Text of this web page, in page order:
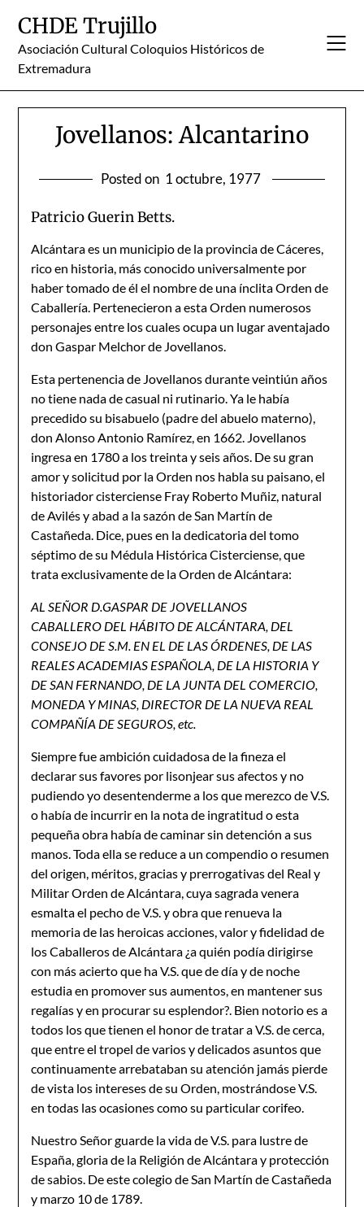
content
CHDE Trujillo
Asociación Cultural Coloquios Históricos de
Extremadura
Jovellanos: Alcantarino
Posted on 1 octubre, 1977
Patricio Guerin Betts.
Alcántara es un municipio de la provincia de Cáceres,
rico en historia, más conocido universalmente por
haber tomado de él el nombre de una ínclita Orden de
Caballería. Pertenecieron a esta Orden numerosos
personajes entre los cuales ocupa un lugar aventajado
don Gaspar Melchor de Jovellanos.
Esta pertenencia de Jovellanos durante veintiún años
no tiene nada de casual ni rutinario. Ya le había
precedido su bisabuelo (padre del abuelo materno),
don Alonso Antonio Ramírez, en 1662. Jovellanos
ingresa en 1780 a los treinta y seis años. De su gran
amor y solicitud por la Orden nos habla su paisano, el
historiador cisterciense Fray Roberto Muñiz, natural
de Avilés y abad a la sazón de San Martín de
Castañeda. Dice, pues en la dedicatoria del tomo
séptimo de su Médula Histórica Cisterciense, que
trata exclusivamente de la Orden de Alcántara:
AL SEÑOR D.GASPAR DE JOVELLANOS
CABALLERO DEL HÁBITO DE ALCÁNTARA, DEL
CONSEJO DE S.M. EN EL DE LAS ÓRDENES, DE LAS
REALES ACADEMIAS ESPAÑOLA, DE LA HISTORIA Y
DE SAN FERNANDO, DE LA JUNTA DEL COMERCIO,
MONEDA Y MINAS, DIRECTOR DE LA NUEVA REAL
COMPAÑÍA DE SEGUROS, etc.
Siempre fue ambición cuidadosa de la fineza el
declarar sus favores por lisonjear sus afectos y no
pudiendo yo desentenderme a los que merezco de V.S.
o había de incurrir en la nota de ingratitud o esta
pequeña obra había de caminar sin detención a sus
manos. Toda ella se reduce a un compendio o resumen
del origen, méritos, gracias y prerrogativas del Real y
Militar Orden de Alcántara, cuya sagrada venera
esmalta el pecho de V.S. y obra que renueva la
memoria de las heroicas acciones, valor y fidelidad de
los Caballeros de Alcántara ¿a quién podía dirigirse
con más acierto que ha V.S. que de día y de noche
estudia en promover sus aumentos, en mantener sus
regalías y en procurar su esplendor?. Bien notorio es a
todos los que tienen el honor de tratar a V.S. de cerca,
que entre el tropel de varios y delicados asuntos que
continuamente arrebataban su atención jamás pierde
de vista los intereses de su Orden, mostrándose V.S.
en todas las ocasiones como su particular corifeo.
Nuestro Señor guarde la vida de V.S. para lustre de
España, gloria de la Religión de Alcántara y protección
de sabios. De este colegio de San Martín de Castañeda
y marzo 10 de 1789.